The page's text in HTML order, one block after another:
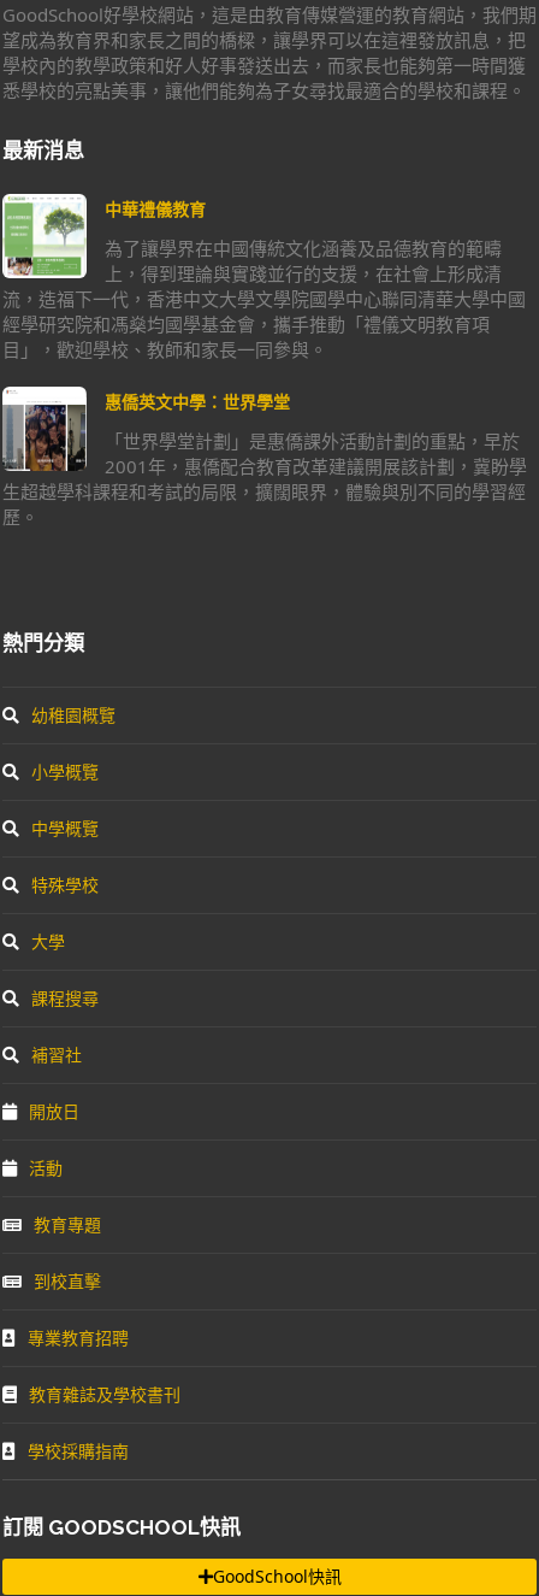
GoodSchool好學校網站，這是由教育傳媒營運的教育網站，我們期
望成為教育界和家長之間的橋樑，讓學界可以在這裡發放訊息，把
學校內的教學政策和好人好事發送出去，而家長也能夠第一時間獲
悉學校的亮點美事，讓他們能夠為子女尋找最適合的學校和課程。
最新消息
中華禮儀教育
為了讓學界在中國傳統文化涵養及品德教育的範疇
上，得到理論與實踐並行的支援，在社會上形成清
流，造福下一代，香港中文大學文學院國學中心聯同清華大學中國
經學研究院和馮燊均國學基金會，攜手推動「禮儀文明教育項
目」，歡迎學校、教師和家長一同參與。
惠僑英文中學：世界學堂
「世界學堂計劃」是惠僑課外活動計劃的重點，早於
2001年，惠僑配合教育改革建議開展該計劃，冀盼學
生超越學科課程和考試的局限，擴闊眼界，體驗與別不同的學習經
歷。
熱門分類
幼稚園概覽
小學概覽
中學概覽
特殊學校
大學
課程搜尋
補習社
開放日
活動
教育專題
到校直擊
專業教育招聘
教育雜誌及學校書刊
學校採購指南
訂閱 GOODSCHOOL快訊
GoodSchool快訊